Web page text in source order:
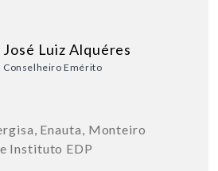
José Luiz Alquéres
Conselheiro Emérito
Enauta, Monteiro
Instituto EDP